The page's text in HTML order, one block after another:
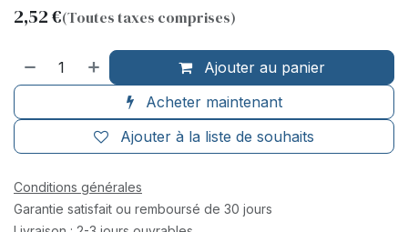
2,52€(Toutes taxes comprises)
Ajouter au panier
Acheter maintenant
Ajouter à la liste de souhaits
Conditions générales
Garantie satisfait ou remboursé de 30 jours